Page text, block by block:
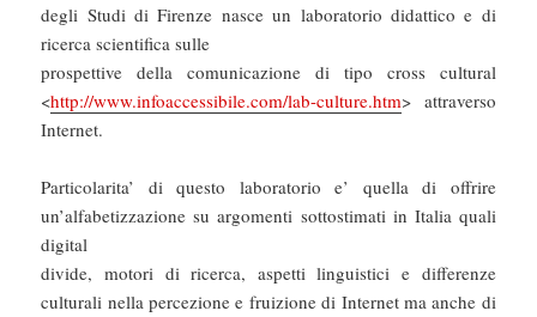
degli Studi di Firenze nasce un laboratorio didattico e di
ricerca scientifica sulle
prospettive della comunicazione di tipo cross cultural
<http://www.infoaccessibile.com/lab-culture.htm> attraverso
Internet.
Particolarita’ di questo laboratorio e’ quella di offrire
un’alfabetizzazione su argomenti sottostimati in Italia quali
digital
divide, motori di ricerca, aspetti linguistici e differenze
culturali nella percezione e fruizione di Internet ma anche di